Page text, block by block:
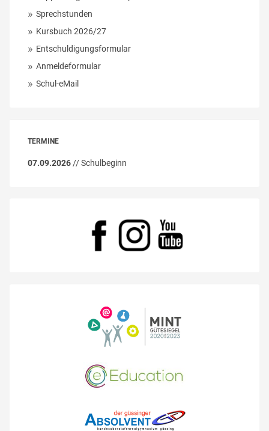
Sprechstunden
Kursbuch 2026/27
Entschuldigungsformular
Anmeldeformular
Schul-eMail
TERMINE
07.09.2026 // Schulbeginn